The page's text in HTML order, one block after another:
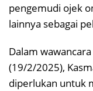
pengemudi ojek
lainnya sebagai
Dalam
(19/2/2025),
diperlukan untuk